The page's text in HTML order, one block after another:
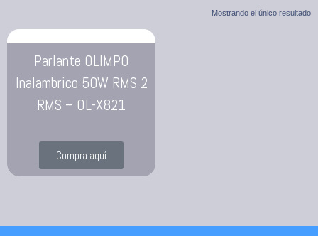
Mostrando el único resultado
Parlante OLIMPO
Inalambrico 50W RMS 2
RMS – OL-X821
Compra aquí